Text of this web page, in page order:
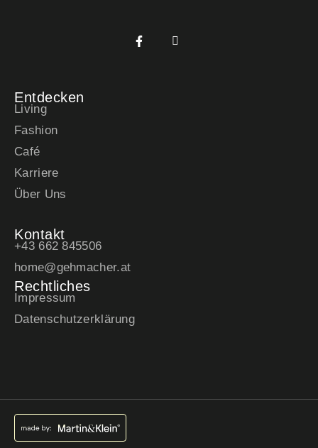
Entdecken
Living
Fashion
Café
Karriere
Über Uns
Kontakt
+43 662 845506
home@gehmacher.at
Rechtliches
Impressum
Datenschutzerklärung